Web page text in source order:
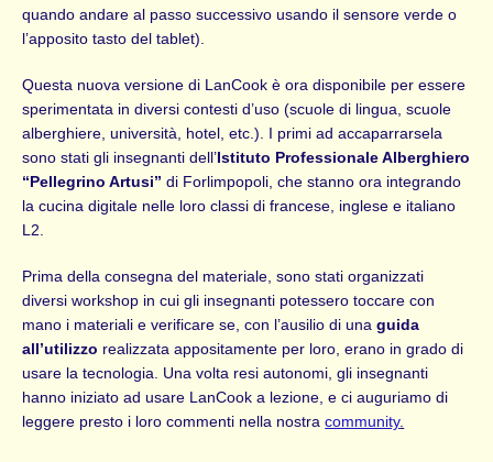
quando andare al passo successivo usando il sensore verde o
l’apposito tasto del tablet).
Questa nuova versione di LanCook è ora disponibile per essere
sperimentata in diversi contesti d’uso (scuole di lingua, scuole
alberghiere, università, hotel, etc.). I primi ad accaparrarsela
sono stati gli insegnanti dell’ Istituto Professionale Alberghiero
“Pellegrino Artusi” di Forlimpopoli, che stanno ora integrando
la cucina digitale nelle loro classi di francese, inglese e italiano
L2.
Prima della consegna del materiale, sono stati organizzati
diversi workshop in cui gli insegnanti potessero toccare con
mano i materiali e verificare se, con l’ausilio di unaguida
all’utilizzo realizzata appositamente per loro, erano in grado di
usare la tecnologia. Una volta resi autonomi, gli insegnanti
hanno iniziato ad usare LanCook a lezione, e ci auguriamo di
leggere presto i loro commenti nella nostracommunity.